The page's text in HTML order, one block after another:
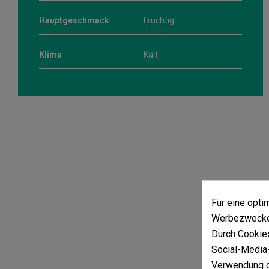
Hauptgeschmack Fruchtig
Klima Kalt
Für eine
Durch
Social-
Verwendung